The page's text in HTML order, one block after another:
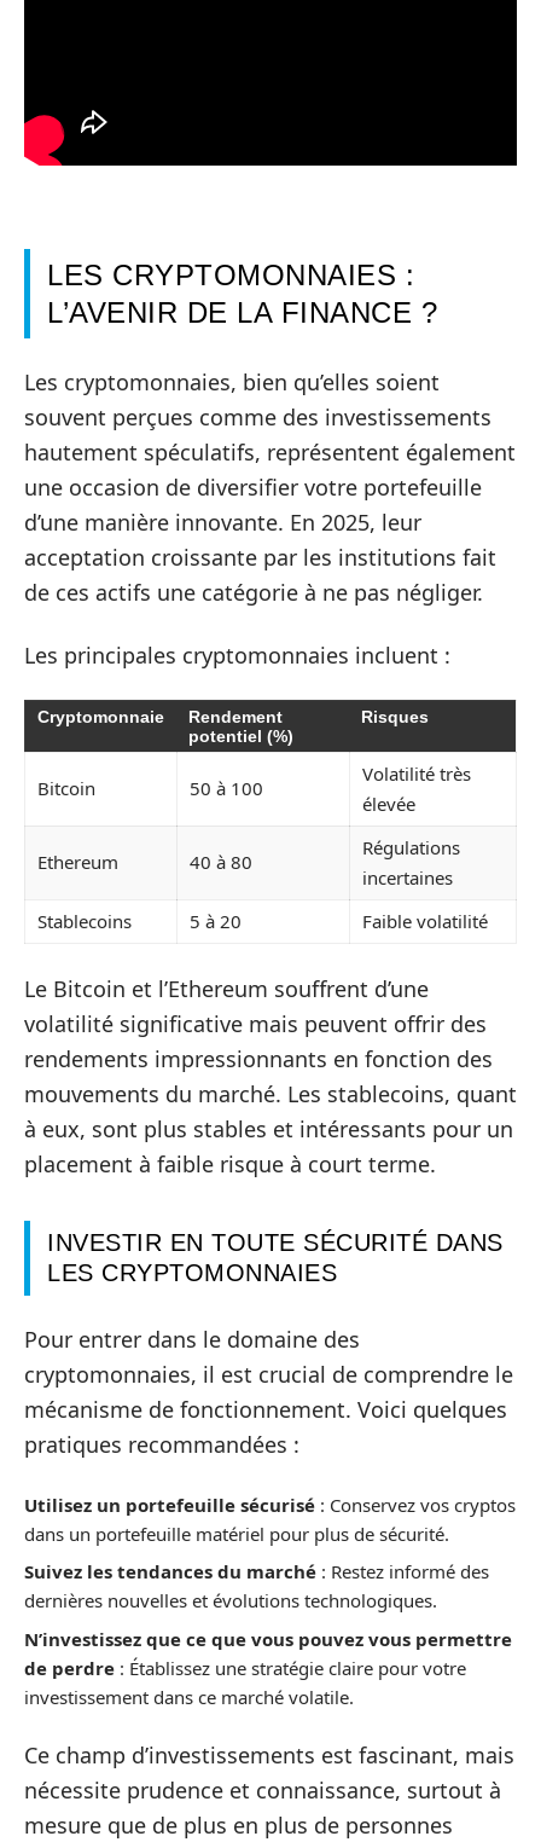
LES CRYPTOMONNAIES :
L’AVENIR DE LA FINANCE ?
Les cryptomonnaies, bien qu’elles soient
souvent perçues comme des investissements
hautement spéculatifs, représentent également
une occasion de diversifier votre portefeuille
d’une manière innovante. En 2025, leur
acceptation croissante par les institutions fait
de ces actifs une catégorie à ne pas négliger.
Les principales cryptomonnaies incluent :
Cryptomonnaie
Rendement
potentiel (%)
Risques
Bitcoin 50 à 100
Volatilité très
élevée
Ethereum 40 à 80
Régulations
incertaines
Stablecoins
5 à 20 Faible volatilité
Le Bitcoin et l’Ethereum souffrent d’une
volatilité significative mais peuvent offrir des
rendements impressionnants en fonction des
mouvements du marché. Les stablecoins, quant
à eux, sont plus stables et intéressants pour un
placement à faible risque à court terme.
INVESTIR EN TOUTE SÉCURITÉ DANS
LES CRYPTOMONNAIES
Pour entrer dans le domaine des
cryptomonnaies, il est crucial de comprendre le
mécanisme de fonctionnement. Voici quelques
pratiques recommandées :
Utilisez un portefeuille sécurisé : Conservez vos cryptos
dans un portefeuille matériel pour plus de sécurité.
Suivez les tendances du marché : Restez informé des
dernières nouvelles et évolutions technologiques.
N’investissez que ce que vous pouvez vous permettre
de perdre : Établissez une stratégie claire pour votre
investissement dans ce marché volatile.
Ce champ d’investissements est fascinant, mais
nécessite prudence et connaissance, surtout à
mesure que de plus en plus de personnes